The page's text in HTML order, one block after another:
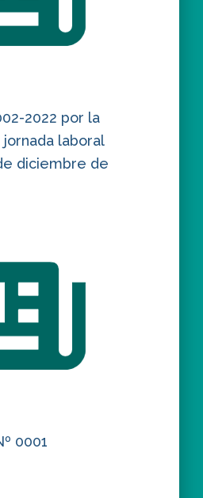
2022 por la
jornada laboral
diciembre de
0001